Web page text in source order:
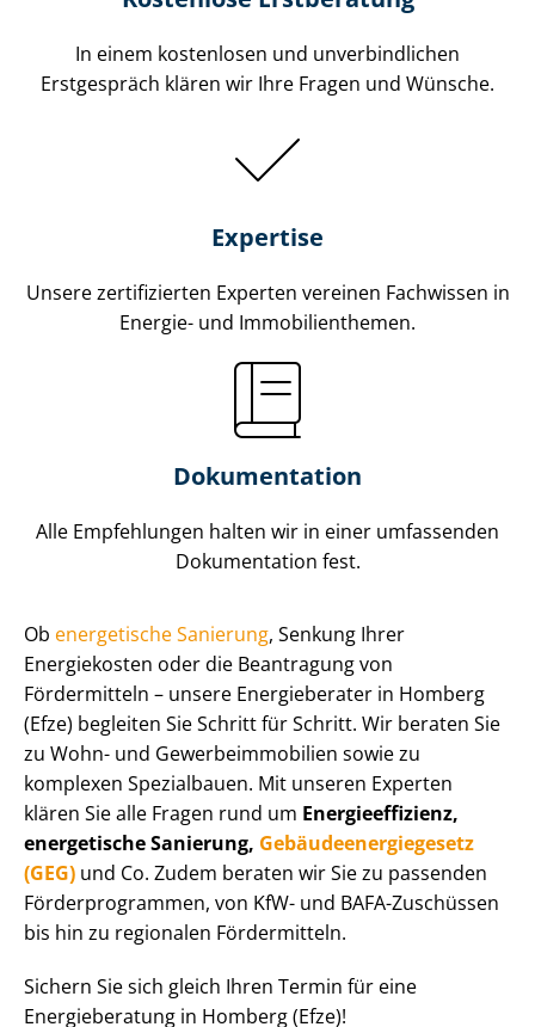
In einem kostenlosen und unverbindlichen
Erstgespräch klären wir Ihre Fragen und Wünsche.
Expertise
Unsere zertifizierten Experten vereinen Fachwissen in
Energie- und Im­mo­bi­li­en­the­men.
Dokumentation
Alle Empfehlungen halten wir in einer umfassenden
Dokumentation fest.
Ob energetische Sanierung, Senkung Ihrer
Energiekosten oder die Beantragung von
Fördermitteln – unsere Energieberater in Homberg
(Efze) begleiten Sie Schritt für Schritt. Wir beraten Sie
zu Wohn- und Ge­wer­be­im­mo­bi­li­en sowie zu
komplexen Spezialbauen. Mit unseren Experten
klären Sie alle Fragen rund um En­er­gie­ef­fi­zi­enz,
energetische Sanierung, Ge­bäu­de­en­er­gie­ge­setz
(GEG) und Co. Zudem beraten wir Sie zu passenden
För­der­pro­gram­men, von KfW- und BAFA-Zuschüssen
bis hin zu regionalen Fördermitteln.
Sichern Sie sich gleich Ihren Termin für eine
Energieberatung in Homberg (Efze)!